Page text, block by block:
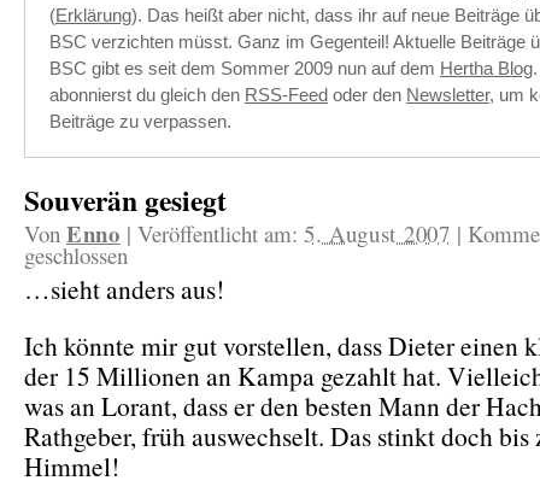
(Erklärung). Das heißt aber nicht, dass ihr auf neue Beiträge
BSC verzichten müsst. Ganz im Gegenteil! Aktuelle Beiträge
BSC gibt es seit dem Sommer 2009 nun auf dem Hertha Blog
abonnierst du gleich den RSS-Feed oder den Newsletter, um
Beiträge zu verpassen.
Souverän gesiegt
Von Enno | Veröffentlicht am: 5. August 2007 |
geschlossen
…sieht anders aus!
Ich könnte mir gut vorstellen, dass Dieter einen
der 15 Millionen an Kampa gezahlt hat.
was an Lorant, dass er den besten Mann der
Rathgeber, früh auswechselt. Das stinkt doch bis
Himmel!